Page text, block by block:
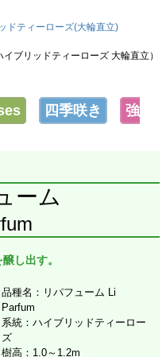
ドティーローズ(大輪直立)
ブリッドティーローズ 大輪直立）
四季咲き
強
ーム
し出す。
品種名：リパフューム Li
Parfum
系統：ハイブリッドティーロー
ズ
樹高：1.0～1.2m